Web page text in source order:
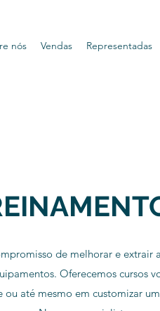
nós Vendas Representadas
de melhorar e extrair
Oferecemos cursos
ou até mesmo em customizar